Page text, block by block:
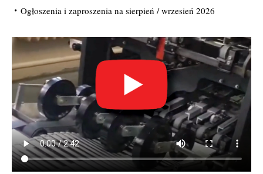
Ogłoszenia i zaproszenia na sierpień / wrzesień 2026